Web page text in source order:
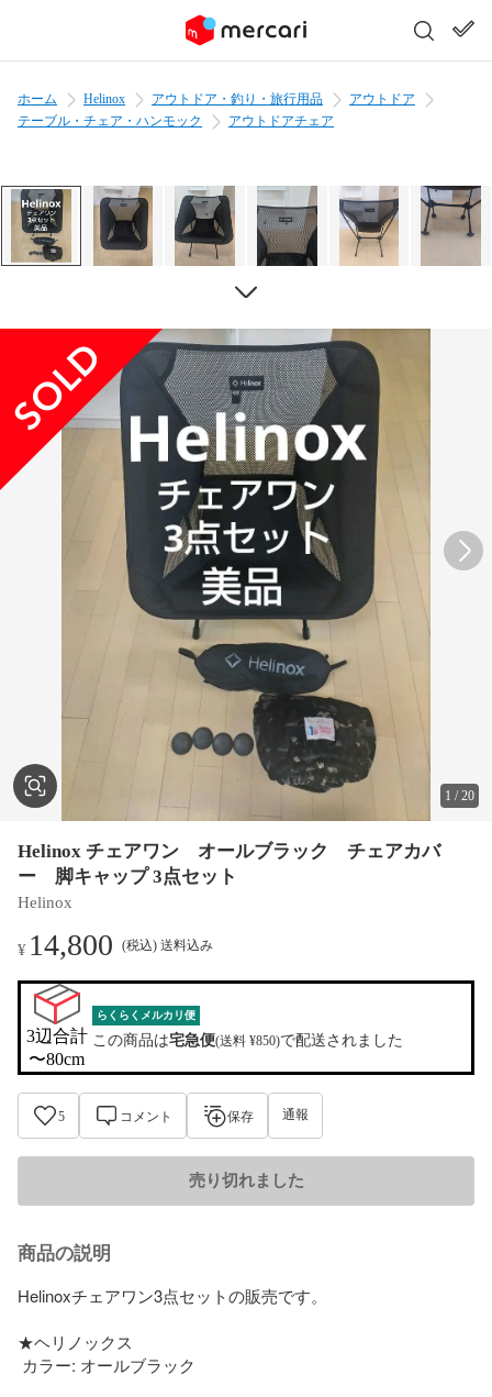
ホーム Helinox アウトドア・釣り・旅行用品
アウトドア
テーブル・チェア・ハンモック
アウトドアチェア
1 /20
Helinox チェアワン オールブラック チェアカバ
ー 脚キャップ 3点セット
Helinox
¥ 14,800 (税込) 送料込み
3辺合計
〜80cm
らくらくメルカリ便
この商品は宅急便(送料 ¥850)で配送されました
5 コメント 保存 通報
売り切れました
商品の説明
Helinoxチェアワン3点セットの販売です。
★ヘリノックス